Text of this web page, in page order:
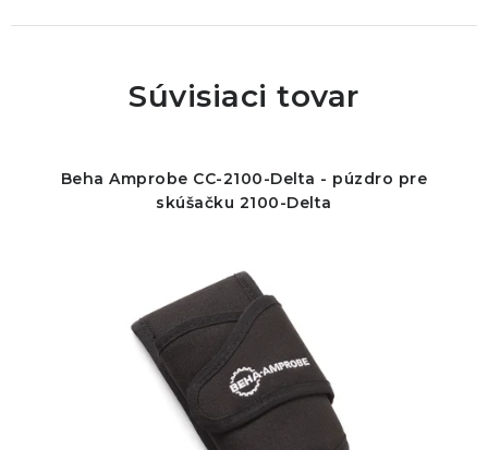
Súvisiaci tovar
Beha Amprobe CC-2100-Delta - púzdro pre
skúšačku 2100-Delta